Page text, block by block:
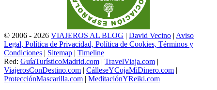
© 2006 - 2026 VIAJEROS AL BLOG | David Vecino | Aviso
Legal, Política de Privacidad, Política de Cookies, Términos y
Condiciones | Sitemap | Timeline
Red: GuíaTurísticoMadrid.com | TravelViaja.com |
ViajerosConDestino.com | CálleseYCojaMiDinero.com |
ProtecciónMascarilla.com | MeditaciónYReiki.com